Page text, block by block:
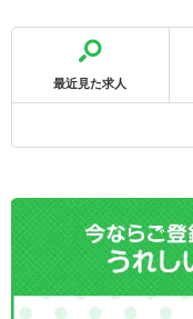
最近見た求人